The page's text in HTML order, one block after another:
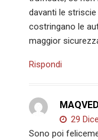
davanti le
costringano le
maggior
Rispondi
29
Sono poi